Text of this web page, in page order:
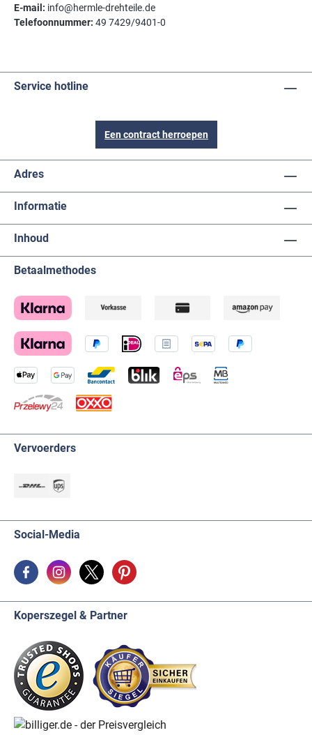
E-mail: info@hermle-drehteile.de
Telefoonnummer: 49 7429/9401-0
Service hotline
Een contract herroepen
Adres
Informatie
Inhoud
Betaalmethodes
Vervoerders
Social-Media
Koperszegel & Partner